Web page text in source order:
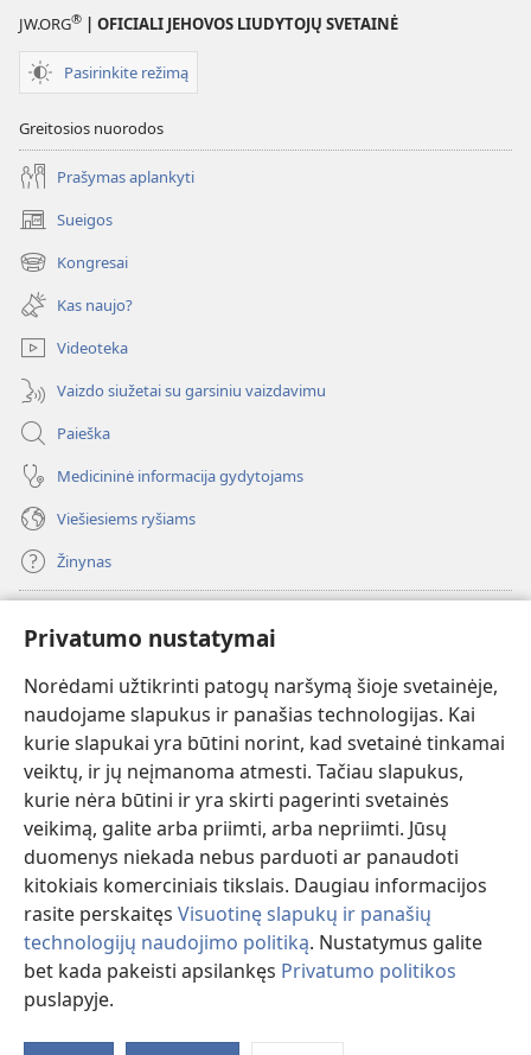
Privatumo nustatymai
Norėdami užtikrinti patogų naršymą šioje svetainėje,
naudojame slapukus ir panašias technologijas. Kai
kurie slapukai yra būtini norint, kad svetainė tinkamai
veiktų, ir jų neįmanoma atmesti. Tačiau slapukus,
kurie nėra būtini ir yra skirti pagerinti svetainės
veikimą, galite arba priimti, arba nepriimti. Jūsų
duomenys niekada nebus parduoti ar panaudoti
kitokiais komerciniais tikslais. Daugiau informacijos
rasite perskaitęs Visuotinę slapukų ir panašių
technologijų naudojimo politiką. Nustatymus galite
bet kada pakeisti apsilankęs Privatumo politikos
puslapyje.
Jehova
JW.ORG® | OFICIALI JEHOVOS LIUDYTOJŲ SVETAINĖ
Pasirinkite režimą
Greitosios nuorodos
Prašymas aplankyti
Sueigos
(atsiveria
naujas
langas)
Kongresai
(atsiveria
naujas
langas)
Kas naujo?
Videoteka
Vaizdo siužetai su garsiniu vaizdavimu
Paieška
Medicininė informacija gydytojams
Viešiesiems ryšiams
Žinynas
(atsiveria
naujas
langas)Sargybos bokšto INTERNETINĖ BIBLIOTEKA
(atsiveria
naujas
langas)JW Hub ®
(atsiveria
naujas
langas)JW Library
Watchtower Library
Copyright© 2026 Watch Tower Bible and Tract Society of Pennsylvania.
NAUDOJIMOSI SVETAINE SĄLYGOS